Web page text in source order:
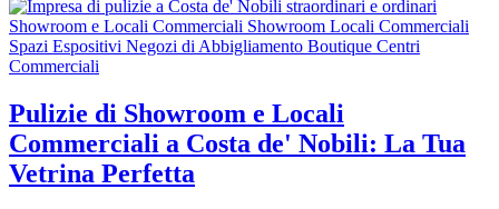
Pulizie di Showroom e Locali
Commerciali a Costa de' Nobili: La Tua
Vetrina Perfetta